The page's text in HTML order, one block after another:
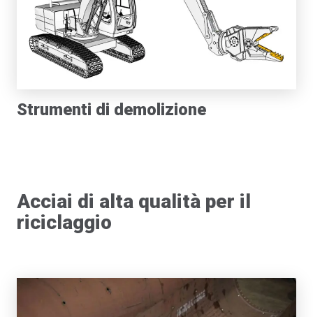
Strumenti di demolizione
Acciai di alta qualità per il
riciclaggio